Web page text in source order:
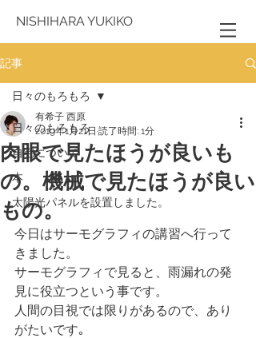
NISHIHARA YUKIKO
記事
日々のもろもろ
自宅について
本
太陽光パネルを設置しました。
日々のもろもろ
肉眼で見たほうが良いも
の。機械で見たほうが良い
もの。
有希子 西原
2019年1月21日 読了時間: 1分
今日はサーモグラフィの講習へ行って
きました。
サーモグラフィで見ると、雨漏れの発
見に役立つという事です。
人間の目視では限りがあるので、あり
がたいです｡